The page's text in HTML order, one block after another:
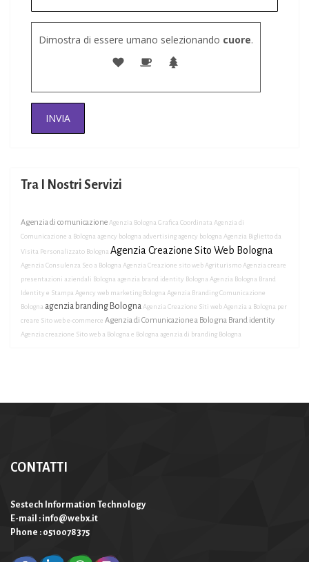
Dimostra di essere umano selezionando cuore.
Tra I Nostri Servizi
Agenzia di comunicazione Agenzia Bologna Grafica Coordinata Agenzia di
Comunicazione a Bologna agency bologna advertising agency bologna Agenzia Biglietto da
Visita Personalizzato Bologna Agenzia Creazione Sito Web Bologna
Agenzia Consulenza Seo a Bologna Agenzia Creazione sito web Agriturismo Agenzia creare
presentazioni aziendali Bologna agenzia brand identity Bologna Agenzia Bologna Brand
Identity e Stampa Agency web marketing Bologna Agenzia Branding Comunicazione
Bologna agenzia branding Bologna Agenzia Creazione Siti web Agenzia a Bologna per
creare Sito web e-commerce Agenzia di Comunicazione a Bologna Brand identity
Agenzia creazione Sito web a Bologna e Bologna agenzia di branding Bologna
CONTATTI
Sestech Information Technology
E-mail : info@webx.it
Phone : 0510078375